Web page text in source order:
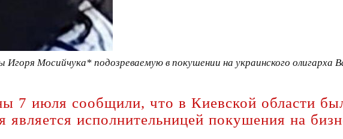
Мосийчука* подозреваемую в покушении на украинского олигарха
7 июля сообщили, что в Киевской области
является исполнительницей покушения на